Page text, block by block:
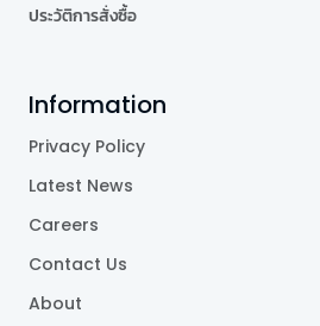
ประวัติการสั่งซื้อ
Information
Privacy Policy
Latest News
Careers
Contact Us
About